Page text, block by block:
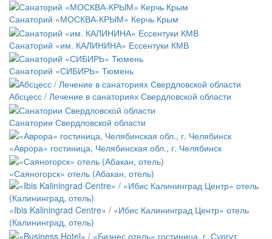
Санаторий «МОСКВА-КРЫМ» Керчь Крым
Санаторий «им. КАЛИНИНА» Ессентуки КМВ
Санаторий «СИБИРЬ» Тюмень
Абсцесс / Лечение в санаториях Свердловской области
Санатории Свердловской области
«Аврора» гостиница, Челябинская обл., г. Челябинск
«Саяногорск» отель (Абакан, отель)
«Ibis Kaliningrad Centre» / «Ибис Калининград Центр» отель
(Калининград, отель)